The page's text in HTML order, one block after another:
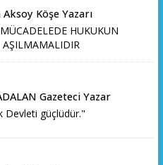
Köşe Yazarı
HUKUKUN
AŞILMAMALIDIR
Gazeteci Yazar
Devleti güçlüdür."